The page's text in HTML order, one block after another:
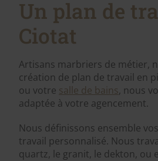
Un plan de
Ciotat
Artisans marbriers de métier,
création de plan de travail en
ou votre salle de bains, nous
adaptée à votre agencement.
Nous définissons ensemble
travail personnalisé. Nous
quartz, le granit, le dekton, ou